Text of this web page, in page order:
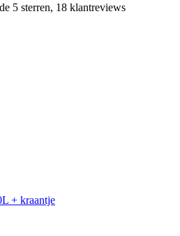
5 sterren, 18 klantreviews
+ kraantje